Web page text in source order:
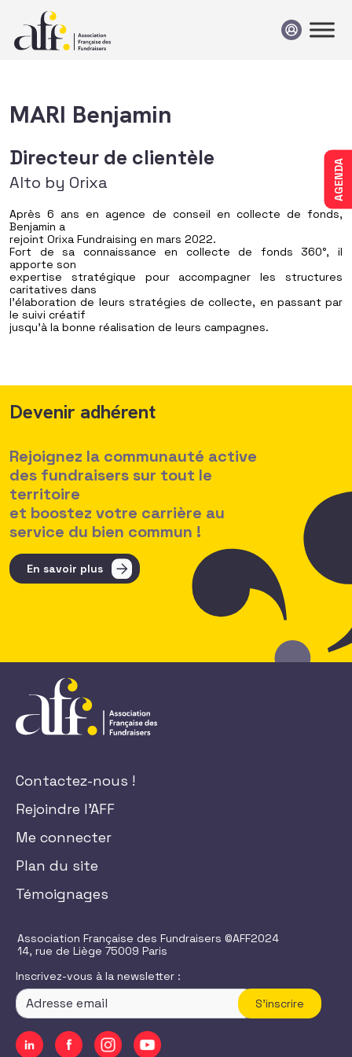
AGENDA
MARI Benjamin
Directeur de clientèle
Alto by Orixa
Après 6 ans en agence de conseil en collecte de fonds,
Benjamin a
rejoint Orixa Fundraising en mars 2022.
Fort de sa connaissance en collecte de fonds 360°, il
apporte son
expertise stratégique pour accompagner les structures
caritatives dans
l’élaboration de leurs stratégies de collecte, en passant par
le suivi créatif
jusqu’à la bonne réalisation de leurs campagnes.
Devenir adhérent
Rejoignez la communauté active
des fundraisers sur tout le
territoire
et boostez votre carrière au
service du bien commun !
En savoir plus
Contactez-nous !
Rejoindre l'AFF
Me connecter
Plan du site
Témoignages
Association Française des Fundraisers ©AFF2024
14, rue de Liège 75009 Paris
Inscrivez-vous à la newsletter :
S'inscrire